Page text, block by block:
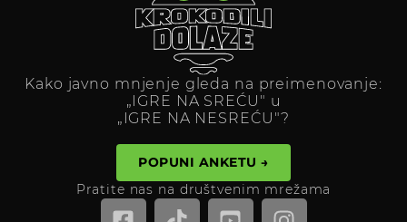
Kako javno mnjenje gleda na preimenovanje:
„IGRE NA SREĆU" u
„IGRE NA NESREĆU"?
POPUNI ANKETU →
Pratite nas na društvenim mrežama